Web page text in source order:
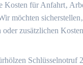
Kosten für Anfahrt‚
möchten
oder zusätzlichen
Schlüsselnotruf